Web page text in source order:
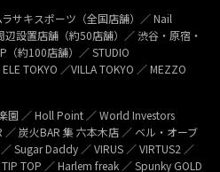
サキスポーツ（全国店舗）／ Nail
設置店舗（約50店舗）／ 渋谷・原宿・
（約100店舗）／ STUDIO
TOKYO ／VILLA TOKYO ／ MEZZO
園 ／ Holl Point ／ World Investors
／ 炭火BAR 集 六本木店 ／ ベル・オーブ
Sugar Daddy ／ VIRUS ／ VIRTUS2 ／
TOP ／ Harlem freak ／ Spunky GOLD